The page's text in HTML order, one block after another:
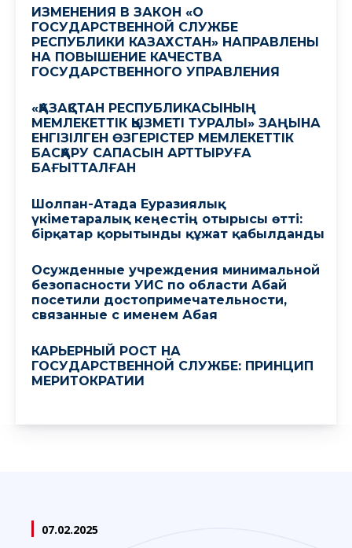
ИЗМЕНЕНИЯ В ЗАКОН «О
ГОСУДАРСТВЕННОЙ СЛУЖБЕ
РЕСПУБЛИКИ КАЗАХСТАН» НАПРАВЛЕНЫ
НА ПОВЫШЕНИЕ КАЧЕСТВА
ГОСУДАРСТВЕННОГО УПРАВЛЕНИЯ
«ҚАЗАҚСТАН РЕСПУБЛИКАСЫНЫҢ
МЕМЛЕКЕТТІК ҚЫЗМЕТІ ТУРАЛЫ» ЗАҢЫНА
ЕНГІЗІЛГЕН ӨЗГЕРІСТЕР МЕМЛЕКЕТТІК
БАСҚАРУ САПАСЫН АРТТЫРУҒА
БАҒЫТТАЛҒАН
Шолпан-Атада Еуразиялық
үкіметаралық кеңестің отырысы өтті:
бірқатар қорытынды құжат қабылданды
Осужденные учреждения минимальной
безопасности УИС по области Абай
посетили достопримечательности,
связанные с именем Абая
КАРЬЕРНЫЙ РОСТ НА
ГОСУДАРСТВЕННОЙ СЛУЖБЕ: ПРИНЦИП
МЕРИТОКРАТИИ